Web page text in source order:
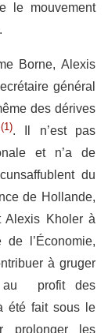
le mouvement
Borne, Alexis
général
des dérives
(1). Il n’est pas
et n’a de
du
de Hollande,
Alexis Kholer à
de l’Économie,
à gruger
au profit des
été fait sous le
prolonger les